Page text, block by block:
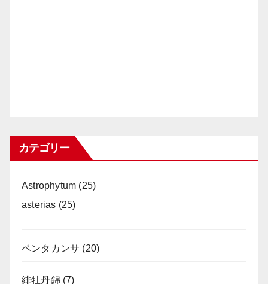
カテゴリー
Astrophytum (25)
asterias (25)
ペンタカンサ (20)
緋牡丹錦(7)